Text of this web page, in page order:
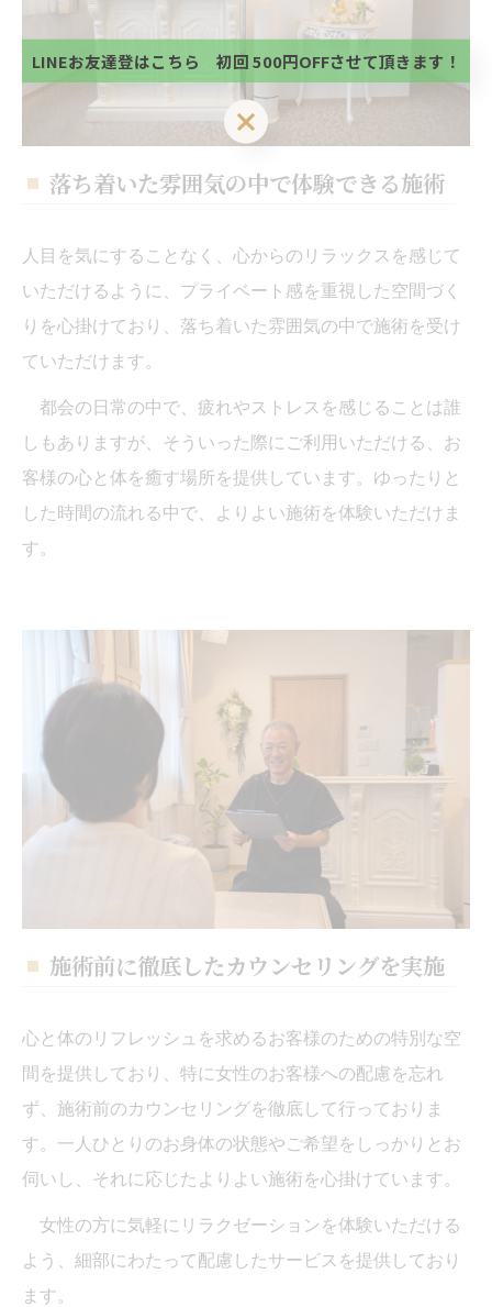
落ち着いた雰囲気の中で体験できる施術
人目を気にすることなく、心からのリラックスを感じて
いただけるように、プライベート感を重視した空間づく
りを心掛けており、落ち着いた雰囲気の中で施術を受け
ていただけます。
都会の日常の中で、疲れやストレスを感じることは誰
しもありますが、そういった際にご利用いただける、お
客様の心と体を癒す場所を提供しています。ゆったりと
した時間の流れる中で、よりよい施術を体験いただけま
す。
施術前に徹底したカウンセリングを実施
心と体のリフレッシュを求めるお客様のための特別な空
間を提供しており、特に女性のお客様への配慮を忘れ
ず、施術前のカウンセリングを徹底して行っておりま
す。一人ひとりのお身体の状態やご希望をしっかりとお
伺いし、それに応じたよりよい施術を心掛けています。
女性の方に気軽にリラクゼーションを体験いただける
よう、細部にわたって配慮したサービスを提供しており
ます。
当サロンの公式LINE@にお友達登録頂いたお客様は
初回 500円OFFさせて頂きます。 既に 追加済の
方、不必要な方 お手数ですが、✖印でお閉じ下さ
い。
LINEお友達登はこちら 初回 500円OFFさせて頂きます！
LINEお友達登はこちら 初回 500円OFFさせて頂きます！